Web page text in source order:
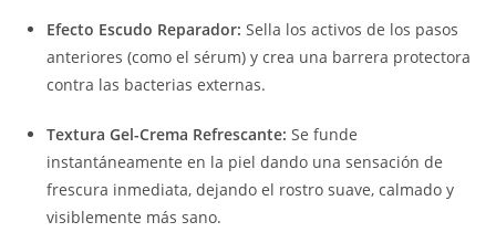
Efecto Escudo Reparador: Sella los activos de los pasos
anteriores (como el sérum) y crea una barrera protectora
contra las bacterias externas.
Textura Gel-Crema Refrescante: Se funde
instantáneamente en la piel dando una sensación de
frescura inmediata, dejando el rostro suave, calmado y
visiblemente más sano.